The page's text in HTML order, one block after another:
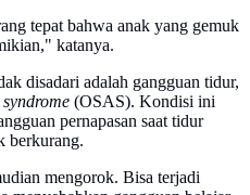
tepat bahwa anak yang gemuk
katanya.
disadari adalah gangguan tidur,
(OSAS). Kondisi ini
pernapasan saat tidur
berkurang.
mengorok. Bisa terjadi